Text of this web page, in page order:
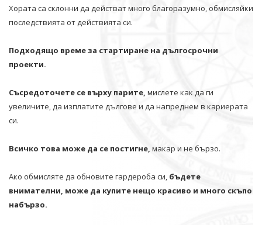
Хората са склонни да действат много благоразумно, обмисляйки
последствията от действията си.
Подходящо време за стартиране на дългосрочни
проекти.
Съсредоточете се върху парите, мислете как да ги
увеличите, да изплатите дългове и да напреднем в кариерата
си.
Всичко това може да се постигне, макар и не бързо.
Ако обмисляте да обновите гардероба си, бъдете
внимателни, може да купите нещо красиво и много скъпо
набързо.